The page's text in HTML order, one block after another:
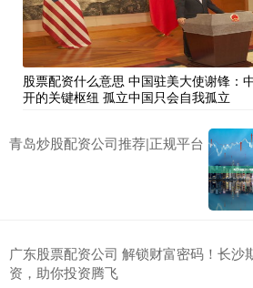
股票配资什么意思 中国驻美大使谢锋：
开的关键枢纽 孤立中国只会自我孤立
青岛炒股配资公司推荐|正规平台
广东股票配资公司 解锁财富密码！长沙
资，助你投资腾飞